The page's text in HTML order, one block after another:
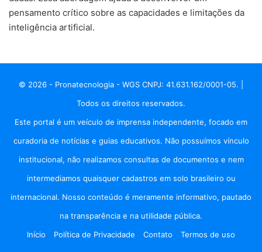
pensamento crítico sobre as capacidades e limitações da
inteligência artificial.
© 2026 - Pronatecnologia - WGS CNPJ: 41.631.162/0001-05. |
Todos os direitos reservados.
Este portal é um veículo de imprensa independente, focado em
curadoria de notícias e guias educativos. Não possuímos vínculo
institucional, não realizamos consultas de documentos e nem
intermediamos quaisquer cadastros em solo brasileiro ou
internacional. Nosso conteúdo é meramente informativo, pautado
na transparência e na utilidade pública.
Início
Política de Privacidade Contato Termos de uso